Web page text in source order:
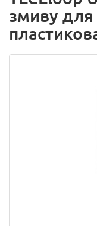
змиву для